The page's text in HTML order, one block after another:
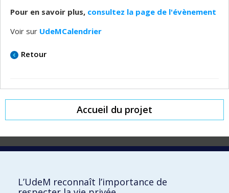
Pour en savoir plus, consultez la page de l'évènement
Voir sur UdeMCalendrier
Retour
Accueil du projet
Laboratoire d'innovation
Vice-rectorat aux affaires étudiantes et aux études
L’UdeM reconnaît l’importance de